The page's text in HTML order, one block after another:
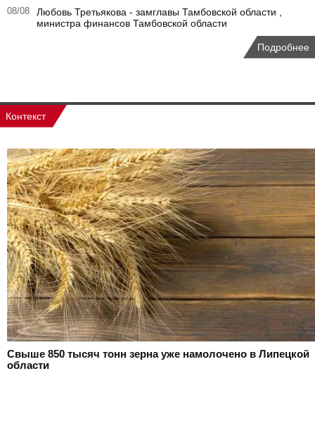
08/08
Любовь Третьякова - замглавы Тамбовской области ,
министра финансов Тамбовской области
Подробнее
Контекст
Свыше 850 тысяч тонн зерна уже намолочено в Липецкой
области